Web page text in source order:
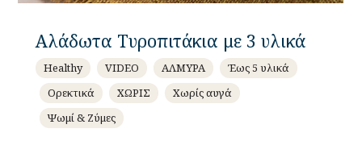
Αλάδωτα Τυροπιτάκια με 3 υλικά
Healthy VIDEO ΑΛΜΥΡΑ
Έως 5 υλικά
Ορεκτικά
ΧΩΡΙΣ
Χωρίς αυγά
Ψωμί & Ζύμες